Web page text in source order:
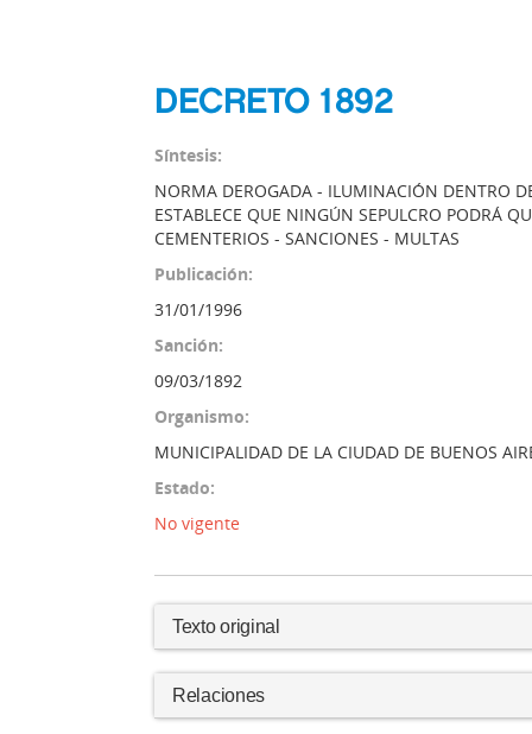
DECRETO 1892
Síntesis:
NORMA DEROGADA - ILUMINACIÓN DENTRO
ESTABLECE QUE NINGÚN SEPULCRO PODRÁ
CEMENTERIOS - SANCIONES - MULTAS
Publicación:
31/01/1996
Sanción:
09/03/1892
Organismo:
MUNICIPALIDAD DE LA CIUDAD DE BUENOS
Estado:
No vigente
Texto original
Relaciones